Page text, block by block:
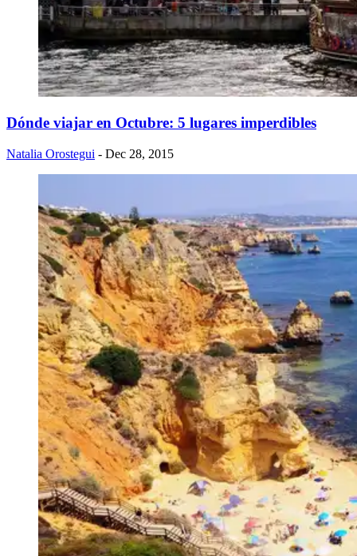
​Dónde viajar en Octubre: 5 lugares imperdibles
Natalia Orostegui - Dec 28, 2015